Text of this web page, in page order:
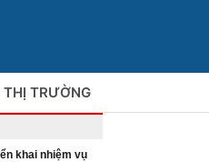
THỊ TRƯỜNG
khai nhiệm vụ